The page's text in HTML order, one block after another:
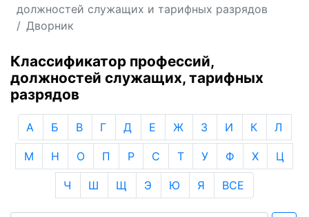
должностей служащих и тарифных разрядов
Дворник
Классификатор профессий,
должностей служащих, тарифных
разрядов
А Б В Г Д Е Ж З И К Л
М Н О П Р С Т У Ф Х Ц
Ч Ш Щ Э Ю Я ВСЕ